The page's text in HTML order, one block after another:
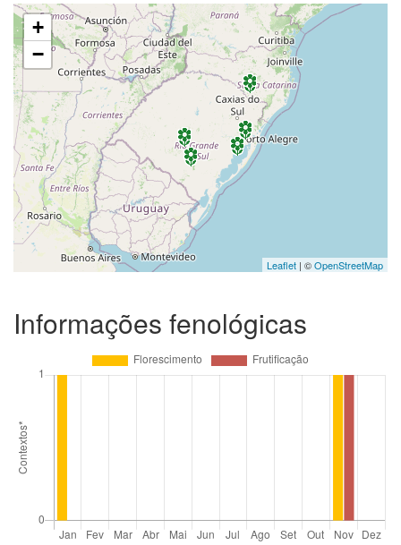
+
−
Leaflet | ©OpenStreetMap
Informações fenológicas